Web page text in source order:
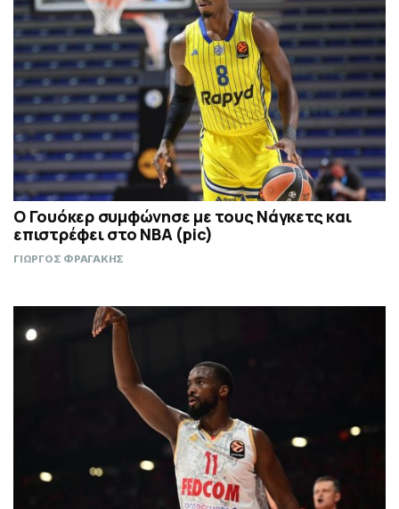
Ο Γουόκερ συμφώνησε με τους Νάγκετς και
επιστρέφει στο NBA (pic)
ΓΙΩΡΓΟΣ ΦΡΑΓΑΚΗΣ